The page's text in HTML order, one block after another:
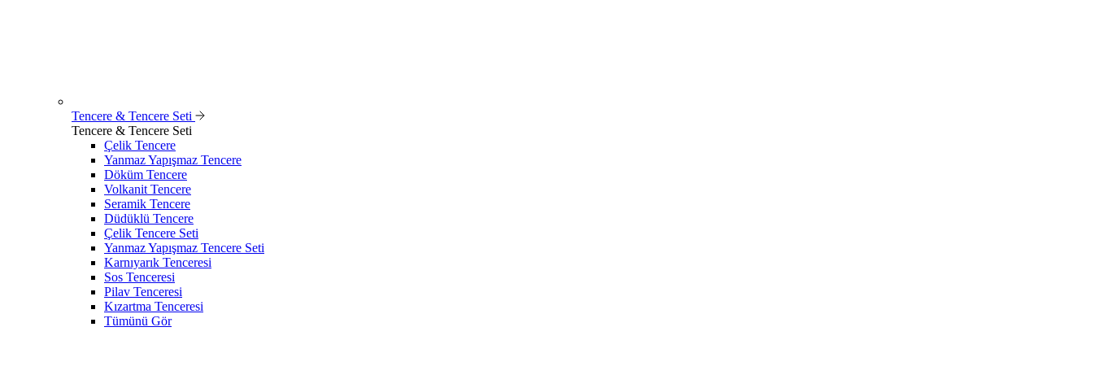
Tencere & Tencere Seti
Tencere & Tencere Seti
Çelik Tencere
Yanmaz Yapışmaz Tencere
Döküm Tencere
Volkanit Tencere
Seramik Tencere
Düdüklü Tencere
Çelik Tencere Seti
Yanmaz Yapışmaz Tencere Seti
Karnıyarık Tenceresi
Sos Tenceresi
Pilav Tenceresi
Kızartma Tenceresi
Tümünü Gör